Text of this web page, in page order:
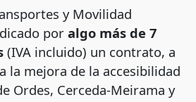
y Movilidad
por algo más de 7
(IVA incluido) un contrato, a
la mejora de la accesibilidad
Ordes, Cerceda-Meirama y